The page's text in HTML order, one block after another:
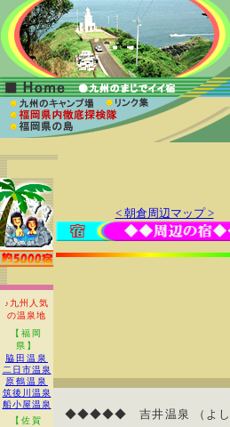
♪九州人気
の温泉地
【福岡
県】
脇田温泉
二日市温泉
原鶴温泉
筑後川温泉
船小屋温泉
【佐賀
< 朝倉周辺マップ >
◆◆◆◆◆ 吉井温泉 （よ